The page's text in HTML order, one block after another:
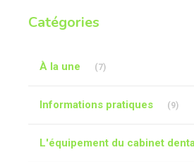
Catégories
À la une (7)
Informations pratiques (9)
L'équipement du cabinet